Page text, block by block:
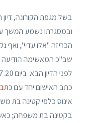
ובמסגרתו נשמע המשך
הכריזה "אלו עדיי",
שב"כ המאשימה הודיעה
כתב האישום יחד עם
אינוס כלפי קטינה בת
בקטינה בת משפחה;